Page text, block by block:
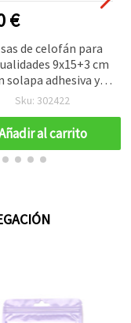
€
de celofán para
9x15+3 cm
solapa adhesiva y
colgante, grosor
uds
Sku: 302422
al carrito